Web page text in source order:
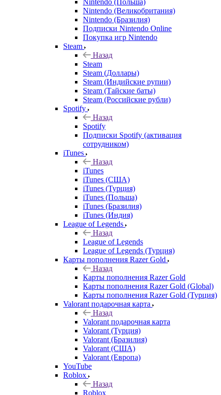
Nintendo (Польша)
Nintendo (Великобритания)
Nintendo (Бразилия)
Подписки Nintendo Online
Покупка игр Nintendo
Steam
Назад
Steam
Steam (Доллары)
Steam (Индийские рупии)
Steam (Тайские баты)
Steam (Российские рубли)
Spotify
Назад
Spotify
Подписки Spotify (активация
сотрудником)
iTunes
Назад
iTunes
iTunes (США)
iTunes (Турция)
iTunes (Польша)
iTunes (Бразилия)
iTunes (Индия)
League of Legends
Назад
League of Legends
League of Legends (Турция)
Карты пополнения Razer Gold
Назад
Карты пополнения Razer Gold
Карты пополнения Razer Gold (Global)
Карты пополнения Razer Gold (Турция)
Valorant подарочная карта
Назад
Valorant подарочная карта
Valorant (Турция)
Valorant (Бразилия)
Valorant (США)
Valorant (Европа)
YouTube
Roblox
Назад
Roblox